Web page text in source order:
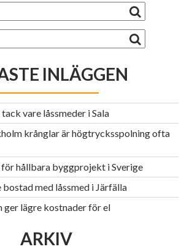
INLÄGGEN
vare låssmeder i Sala
krånglar är högtrycksspolning ofta
hållbara byggprojekt i Sverige
bostad med låssmed i Järfälla
ger lägre kostnader för el
ARKIV